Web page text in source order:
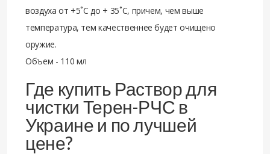
воздуха от +5˚С до + 35˚С, причем, чем выше
температура, тем качественнее будет очищено
оружие.
Объем - 110 мл
Где купить Раствор для
чистки Терен-РЧС в
Украине и по лучшей
цене?